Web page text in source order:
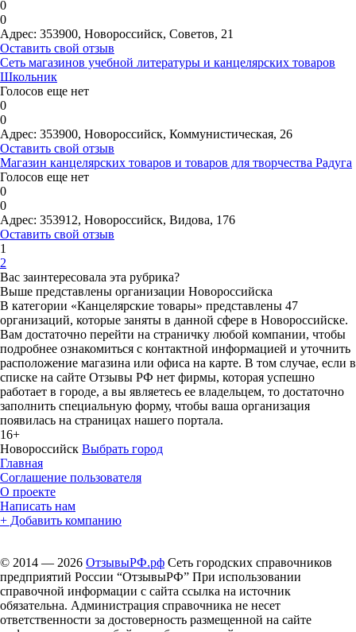
0
0
Адрес: 353900, Новороссийск, Советов, 21
Оставить свой отзыв
Сеть магазинов учебной литературы и канцелярских товаров
Школьник
Голосов еще нет
0
0
Адрес: 353900, Новороссийск, Коммунистическая, 26
Оставить свой отзыв
Магазин канцелярских товаров и товаров для творчества Радуга
Голосов еще нет
0
0
Адрес: 353912, Новороссийск, Видова, 176
Оставить свой отзыв
1
2
Вас заинтересовала эта рубрика?
Выше представлены организации Новороссийска
В категории «Канцелярские товары» представлены 47
организаций, которые заняты в данной сфере в Новороссийске.
Вам достаточно перейти на страничку любой компании, чтобы
подробнее ознакомиться с контактной информацией и уточнить
расположение магазина или офиса на карте. В том случае, если в
списке на сайте Отзывы РФ нет фирмы, которая успешно
работает в городе, а вы являетесь ее владельцем, то достаточно
заполнить специальную форму, чтобы ваша организация
появилась на страницах нашего портала.
16+
Новороссийск Выбрать город
Главная
Соглашение пользователя
О проекте
Написать нам
+ Добавить компанию
© 2014 — 2026 ОтзывыРФ.рф Сеть городских справочников
предприятий России “ОтзывыРФ” При использовании
справочной информации с сайта ссылка на источник
обязательна. Администрация справочника не несет
ответственности за достоверность размещенной на сайте